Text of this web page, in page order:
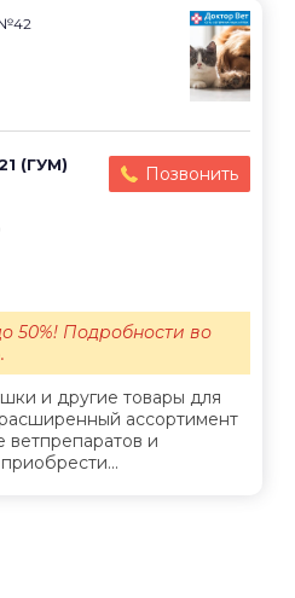
(ГУМ)
Позвонить
и другие товары для
ассортимент
ветпрепаратов и
50%! Подробности во